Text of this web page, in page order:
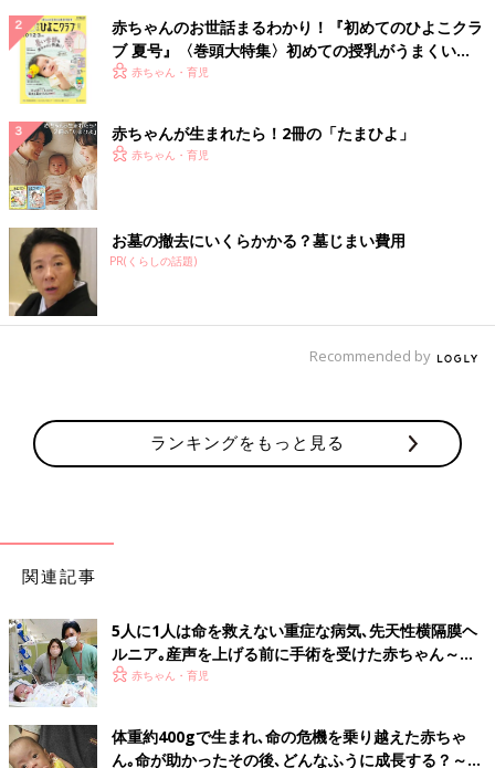
・新生児仮死
■ママ・パパが気になる！赤ちゃん 新生児の症状
・柑皮症
・新生児って病気になりやすいの？
赤ちゃんがかかりやすい病気・症状別・予防接種・お薬ガイド
▼赤ちゃん・子どもの病気とホームケアにおすすめの本
Amazonで購入
楽天ブックスで購入
赤ちゃんのお世話まるわかり！『初めてのひよこクラ
ブ 夏号』〈巻頭大特集〉初めての授乳がうまくい
く！ おっぱい・ミルクの基本と夏のトラブル 解決テ
赤ちゃん・育児
赤ちゃんが生まれたら！2冊の「たまひよ」
赤ちゃん・育児
お墓の撤去にいくらかかる？墓じまい費用
PR(くらしの話題)
Recommended by
ランキングをもっと見る
関連記事
5人に1人は命を救えない重症な病気､先天性横隔膜ヘ
ルニア｡産声を上げる前に手術を受けた赤ちゃん～新
生児医療の現場から～【新生児科医･豊島勝昭】
赤ちゃん・育児
体重約400gで生まれ､命の危機を乗り越えた赤ちゃ
ん｡命が助かったその後､どんなふうに成長する？～新